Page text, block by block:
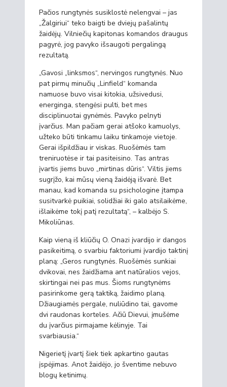
Pačios rungtynės susiklostė nelengvai – jas
„Žalgiriui“ teko baigti be dviejų pašalintų
žaidėjų. Vilniečių kapitonas komandos draugus
pagyrė, jog pavyko išsaugoti pergalingą
rezultatą.
„Gavosi „linksmos“, nervingos rungtynės. Nuo
pat pirmų minučių „Linfield“ komanda
namuose buvo visai kitokia, užsivedusi,
energinga, stengėsi pulti, bet mes
disciplinuotai gynėmės. Pavyko pelnyti
įvarčius. Man pačiam gerai atšoko kamuolys,
užteko būti tinkamu laiku tinkamoje vietoje.
Gerai išpildžiau ir viskas. Ruošėmės tam
treniruotėse ir tai pasiteisino. Tas antras
įvartis jiems buvo „mirtinas dūris“. Viltis jiems
sugrįžo, kai mūsų vieną žaidėją išvarė. Bet
manau, kad komanda su psichologine įtampa
susitvarkė puikiai, solidžiai iki galo atsilaikėme,
išlaikėme tokį patį rezultatą“, – kalbėjo S.
Mikoliūnas.
Kaip vieną iš kliūčių O. Onazi įvardijo ir dangos
pasikeitimą, o svarbiu faktoriumi įvardijo taktinį
planą: „Geros rungtynės. Ruošėmės sunkiai
dvikovai, nes žaidžiama ant natūralios vejos,
skirtingai nei pas mus. Šioms rungtynėms
pasirinkome gerą taktiką, žaidimo planą.
Džiaugiamės pergale, nuliūdino tai, gavome
dvi raudonas korteles. Ačiū Dievui, įmušėme
du įvarčius pirmajame kėlinyje. Tai
svarbiausia.“
Nigerietį įvartį šiek tiek apkartino gautas
įspėjimas. Anot žaidėjo, jo šventime nebuvo
blogų ketinimų.